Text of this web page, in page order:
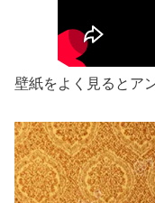
壁紙をよく見るとア